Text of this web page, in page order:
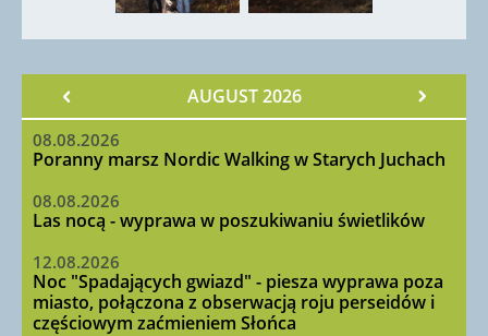
AUGUST 2026
08.08.2026
Poranny marsz Nordic Walking w Starych Juchach
08.08.2026
Las nocą - wyprawa w poszukiwaniu świetlików
12.08.2026
Noc "Spadających gwiazd" - piesza wyprawa poza
miasto, połączona z obserwacją roju perseidów i
częściowym zaćmieniem Słońca